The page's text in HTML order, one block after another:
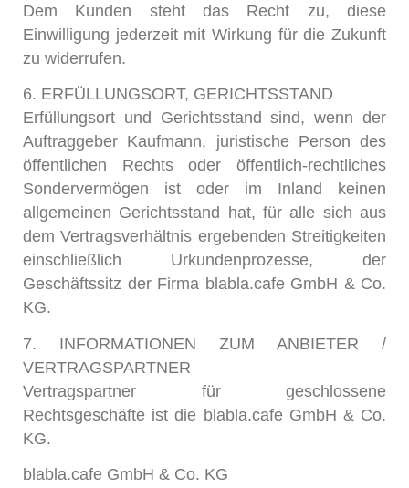
Dem Kunden steht das Recht zu, diese
Einwilligung jederzeit mit Wirkung für die Zukunft
zu widerrufen.
6. ERFÜLLUNGSORT, GERICHTSSTAND
Erfüllungsort und Gerichtsstand sind, wenn der
Auftraggeber Kaufmann, juristische Person des
öffentlichen Rechts oder öffentlich-rechtliches
Sondervermögen ist oder im Inland keinen
allgemeinen Gerichtsstand hat, für alle sich aus
dem Vertragsverhältnis ergebenden Streitigkeiten
einschließlich Urkundenprozesse, der
Geschäftssitz der Firma blabla.cafe GmbH & Co.
KG.
7. INFORMATIONEN ZUM ANBIETER /
VERTRAGSPARTNER
Vertragspartner für geschlossene
Rechtsgeschäfte ist die blabla.cafe GmbH & Co.
KG.
blabla.cafe GmbH & Co. KG